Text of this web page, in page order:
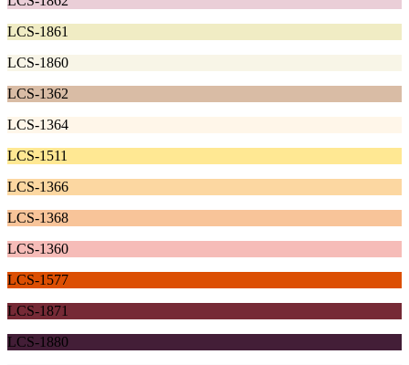
LCS-1861
LCS-1860
LCS-1362
LCS-1364
LCS-1511
LCS-1366
LCS-1368
LCS-1360
LCS-1577
LCS-1871
LCS-1880